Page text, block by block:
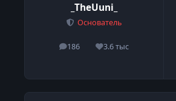
_TheUuni_
Основатель
186
сообщения3.6 тыс
Репутация